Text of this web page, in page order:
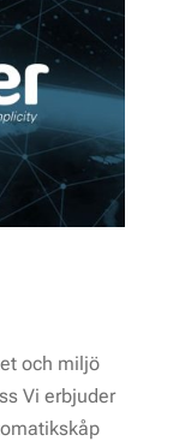
och miljö
Vi erbjuder